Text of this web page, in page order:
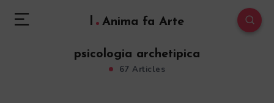
l Anima fa Arte
psicologia archetipica
67 Articles